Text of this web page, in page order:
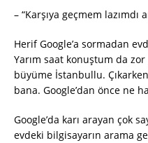
– “Karşıya geçmem
Herif Google’a sormadan
Yarım saat konuştum da
büyüme İstanbullu.
bana. Google’dan önce ne
Google’da karı arayan çok
evdeki bilgisayarın arama